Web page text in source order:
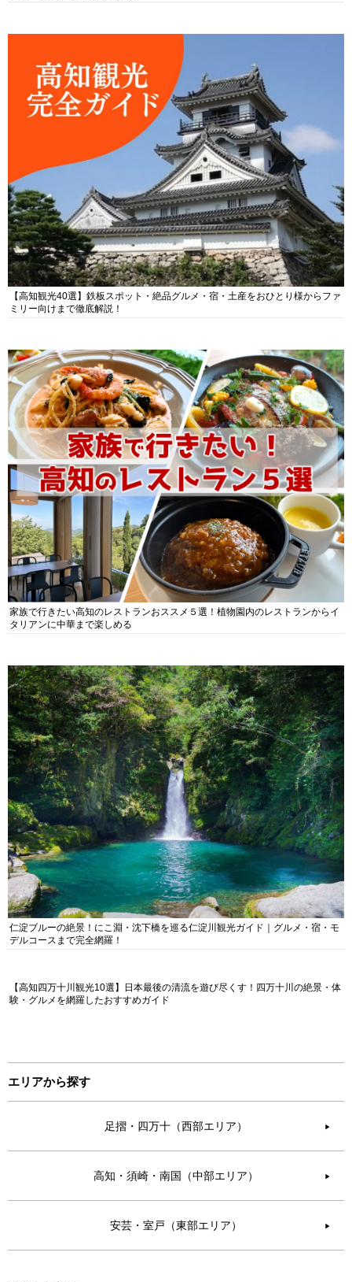
【高知観光40選】鉄板スポット・絶品グルメ・宿・土産をおひとり様からファ
ミリー向けまで徹底解説！
家族で行きたい高知のレストランおススメ５選！植物園内のレストランからイ
タリアンに中華まで楽しめる
仁淀ブルーの絶景！にこ淵・沈下橋を巡る仁淀川観光ガイド｜グルメ・宿・モ
デルコースまで完全網羅！
【高知四万十川観光10選】日本最後の清流を遊び尽くす！四万十川の絶景・体
験・グルメを網羅したおすすめガイド
エリアから探す
足摺・四万十（西部エリア） ▶︎
高知・須崎・南国（中部エリア） ▶︎
安芸・室戸（東部エリア） ▶︎